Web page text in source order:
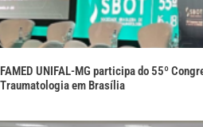
FAMED UNIFAL-MG participa do 55º
Traumatologia em Brasília